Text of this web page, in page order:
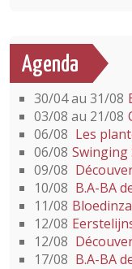
Agenda
30/04 au 31/08
03/08 au 21/08
06/08 Les
06/08 Swinging
09/08
10/08 B.A-BA
11/08
12/08
12/08
17/08 B.A-BA